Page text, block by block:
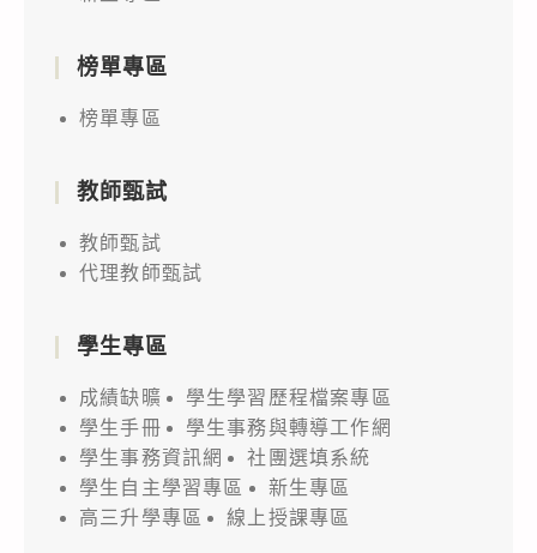
榜單專區
榜單專區
教師甄試
教師甄試
代理教師甄試
學生專區
成績缺曠
學生學習歷程檔案專區
學生手冊
學生事務與轉導工作網
學生事務資訊網
社團選填系統
學生自主學習專區
新生專區
高三升學專區
線上授課專區